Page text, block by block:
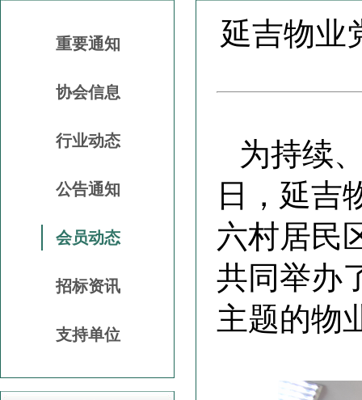
重要通知
协会信息
行业动态
公告通知
会员动态
招标资讯
支持单位
延吉物业
为持续
日，延吉
六村居民
共同举办
主题的物